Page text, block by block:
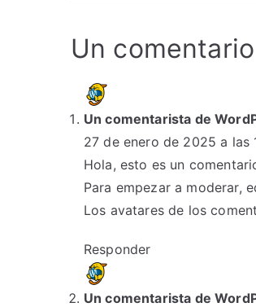
Un
Un comentarista de
27 de enero de 2025 a las
Hola, esto es un
Para empezar a moderar,
Los avatares de los
Responder
Un comentarista de